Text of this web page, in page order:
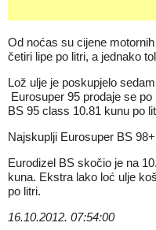
Od noćas su cijene
četiri lipe po litri, a jednako
Lož ulje je poskupjelo
Eurosuper 95 prodaje se
BS 95 class 10.81 kunu po
Najskuplji Eurosuper BS
Eurodizel BS skočio je na
kuna. Ekstra lako loć ulje
po litri.
16.10.2012. 07:54:00